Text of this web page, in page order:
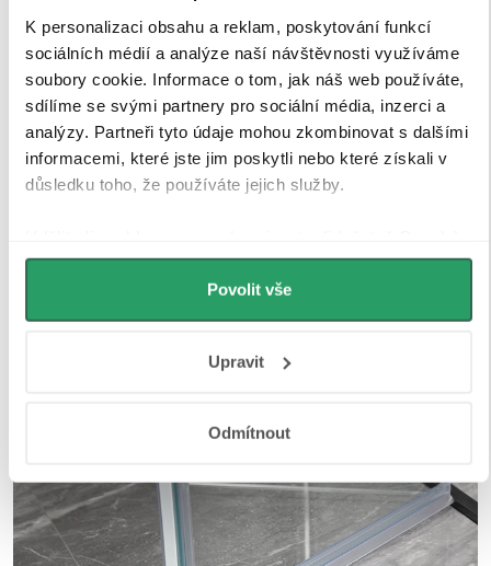
K personalizaci obsahu a reklam, poskytování funkcí
sociálních médií a analýze naší návštěvnosti využíváme
soubory cookie. Informace o tom, jak náš web používáte,
sdílíme se svými partnery pro sociální média, inzerci a
analýzy. Partneři tyto údaje mohou zkombinovat s dalšími
informacemi, které jste jim poskytli nebo které získali v
důsledku toho, že používáte jejich služby.
můžeme používat cookies pro analytiku a
personalizovanou reklamu. Jak Google zpracovává
osobní údaje najdete na stránkách
Povolit vše
Upravit
Odmítnout
Magnetické lišty
nebo mezi dvěma skleněnými křídly, kde magnety
zajišťují jejich bezpečné přilnutí.